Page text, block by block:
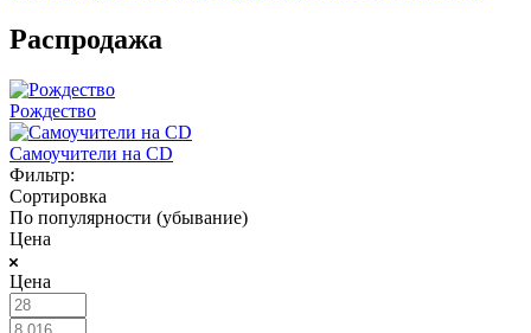
Распродажа
Рождество
Самоучители на CD
Фильтр:
Сортировка
По популярности (убывание)
Цена
Цена